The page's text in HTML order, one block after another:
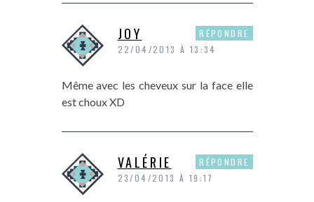
JOY
22/04/2013 À 13:34
Même avec les cheveux sur la face elle
est choux XD
RÉPONDRE
VALÉRIE
23/04/2013 À 19:17
RÉPONDRE